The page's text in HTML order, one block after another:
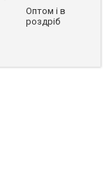
Оптом і в
роздріб